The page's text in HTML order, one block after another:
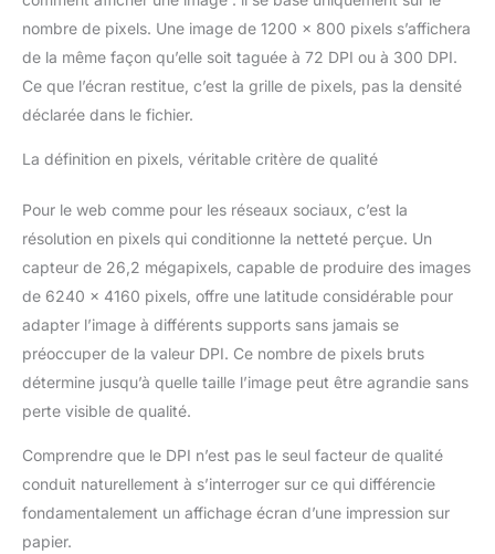
constante, avec une
consommation d’énergie
considérablement réduite, ce
qui vous permet d’économiser
*Consultez le site Web
constante, avec une
consommation d’énergie
qui vous permet d’économiser
réalignement automatique du papier qui assure une parfaite
fluidité du processus d'impression sur tous les types de
retouche à l'impression avec le logiciel d'impression et de
mise en page professionnel intuitif de Canon, Professional
Print and Layout, qui vous permet de prendre, de retoucher et
d'imprimer vos photos à partir de programmes de
nombre de pixels. Une image de 1200 x 800 pixels s’affichera
de la même façon qu’elle soit taguée à 72 DPI ou à 300 DPI.
Ce que l’écran restitue, c’est la grille de pixels, pas la densité
déclarée dans le fichier.
La définition en pixels, véritable critère de qualité
Pour le web comme pour les réseaux sociaux, c’est la
résolution en pixels qui conditionne la netteté perçue. Un
capteur de 26,2 mégapixels, capable de produire des images
de 6240 x 4160 pixels, offre une latitude considérable pour
adapter l’image à différents supports sans jamais se
préoccuper de la valeur DPI. Ce nombre de pixels bruts
détermine jusqu’à quelle taille l’image peut être agrandie sans
perte visible de qualité.
Comprendre que le DPI n’est pas le seul facteur de qualité
conduit naturellement à s’interroger sur ce qui différencie
fondamentalement un affichage écran d’une impression sur
papier.